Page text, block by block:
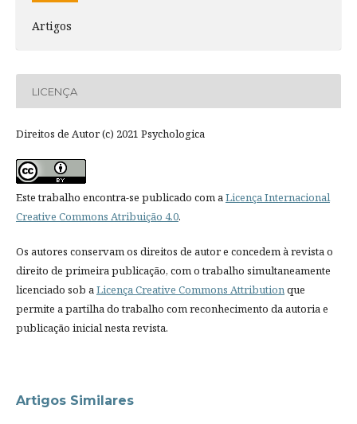
Artigos
LICENÇA
Direitos de Autor (c) 2021 Psychologica
Este trabalho encontra-se publicado com aLicença Internacional
Creative Commons Atribuição 4.0.
Os autores conservam os direitos de autor e concedem à revista o
direito de primeira publicação, com o trabalho simultaneamente
licenciado sob aLicença Creative Commons Attributionque
permite a partilha do trabalho com reconhecimento da autoria e
publicação inicial nesta revista.
Artigos Similares